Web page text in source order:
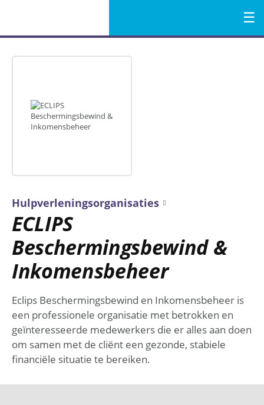
Menu
Hulpverleningsorganisaties
ECLIPS
Beschermingsbewind &
Inkomensbeheer
Eclips Beschermingsbewind en Inkomensbeheer is
een professionele organisatie met betrokken en
geïnteresseerde medewerkers die er alles aan doen
om samen met de cliënt een gezonde, stabiele
financiële situatie te bereiken.